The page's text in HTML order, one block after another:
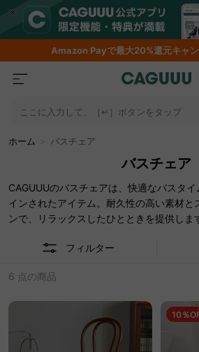
AmazonPayで最大20%還元キャン
ここに入力して、［↵］ボタンをタップ
ホーム バスチェア
バスチェア
CAGUUUのバスチェアは、快適なバスタ
インされたアイテム。耐久性の高い素材と
ンで、リラックスしたひとときを提供しま
フィルター
6 点の商品
10％